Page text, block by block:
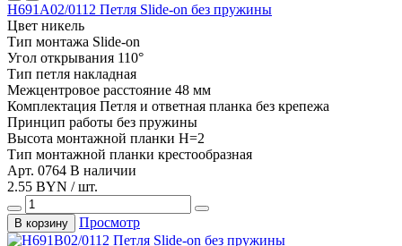
H691А02/0112 Петля Slide-on без пружины
Цвет никель
Тип монтажа Slide-on
Угол открывания 110°
Тип петля накладная
Межцентровое расстояние 48 мм
Комплектация Петля и ответная планка без крепежа
Принцип работы без пружины
Высота монтажной планки H=2
Тип монтажной планки крестообразная
Арт. 0764 В наличии
2.55 BYN / шт.
В корзину Просмотр